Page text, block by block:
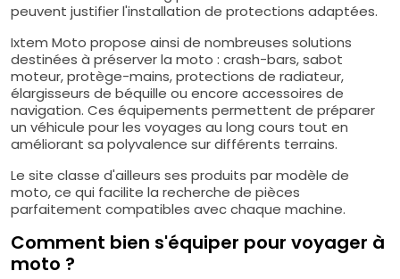
peuvent justifier l'installation de protections adaptées.
Ixtem Moto propose ainsi de nombreuses solutions
destinées à préserver la moto : crash-bars, sabot
moteur, protège-mains, protections de radiateur,
élargisseurs de béquille ou encore accessoires de
navigation. Ces équipements permettent de préparer
un véhicule pour les voyages au long cours tout en
améliorant sa polyvalence sur différents terrains.
Le site classe d'ailleurs ses produits par modèle de
moto, ce qui facilite la recherche de pièces
parfaitement compatibles avec chaque machine.
Comment bien s'équiper pour voyager à
moto ?